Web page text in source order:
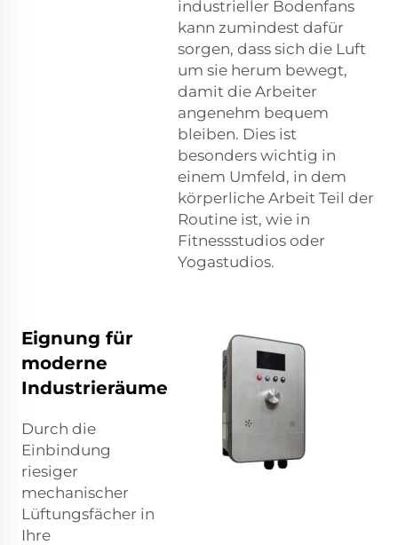
industrieller Bodenfans
kann zumindest dafür
sorgen, dass sich die Luft
um sie herum bewegt,
damit die Arbeiter
angenehm bequem
bleiben. Dies ist
besonders wichtig in
einem Umfeld, in dem
körperliche Arbeit Teil der
Routine ist, wie in
Fitnessstudios oder
Yogastudios.
Eignung für
moderne
Industrieräume
Durch die
Einbindung
riesiger
mechanischer
Lüftungsfächer in
Ihre